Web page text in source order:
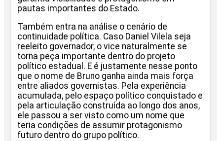
pautas importantes do Estado.
Também entra na análise o cenário de
continuidade política. Caso Daniel Vilela seja
reeleito governador, o vice naturalmente se
torna peça importante dentro do projeto
político estadual. E é justamente nesse ponto
que o nome de Bruno ganha ainda mais força
entre aliados governistas. Pela experiência
acumulada, pelo espaço político conquistado e
pela articulação construída ao longo dos anos,
ele passou a ser visto como um nome que
teria condições de assumir protagonismo
futuro dentro do grupo político.